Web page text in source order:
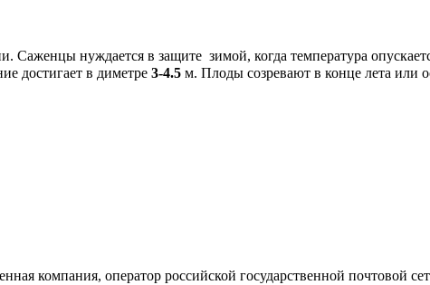
нуждается в защите зимой, когда температура
достигает в диметре 3-4.5 м. Плоды созревают в конце лета или
компания, оператор российской государственной почтовой